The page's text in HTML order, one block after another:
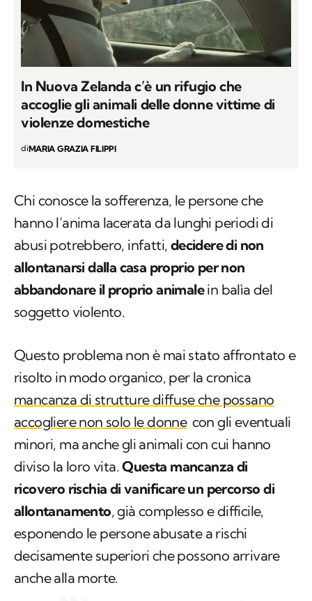
In Nuova Zelanda c’è un rifugio che
accoglie gli animali delle donne vittime di
violenze domestiche
diMARIA GRAZIA FILIPPI
Chi conosce la sofferenza, le persone che
hanno l’anima lacerata da lunghi periodi di
abusi potrebbero, infatti, decidere di non
allontanarsi dalla casa proprio per non
abbandonare il proprio animalein balìa del
soggetto violento.
Questo problema non è mai stato affrontato e
risolto in modo organico, per la cronica
mancanza di strutture diffuse che possano
accogliere non solo le donne con gli eventuali
minori, ma anche gli animali con cui hanno
diviso la loro vita.Questa mancanza di
ricovero rischia di vanificare un percorso di
allontanamento, già complesso e difficile,
esponendo le persone abusate a rischi
decisamente superiori che possono arrivare
anche alla morte.